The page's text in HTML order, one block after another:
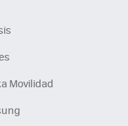
Movilidad